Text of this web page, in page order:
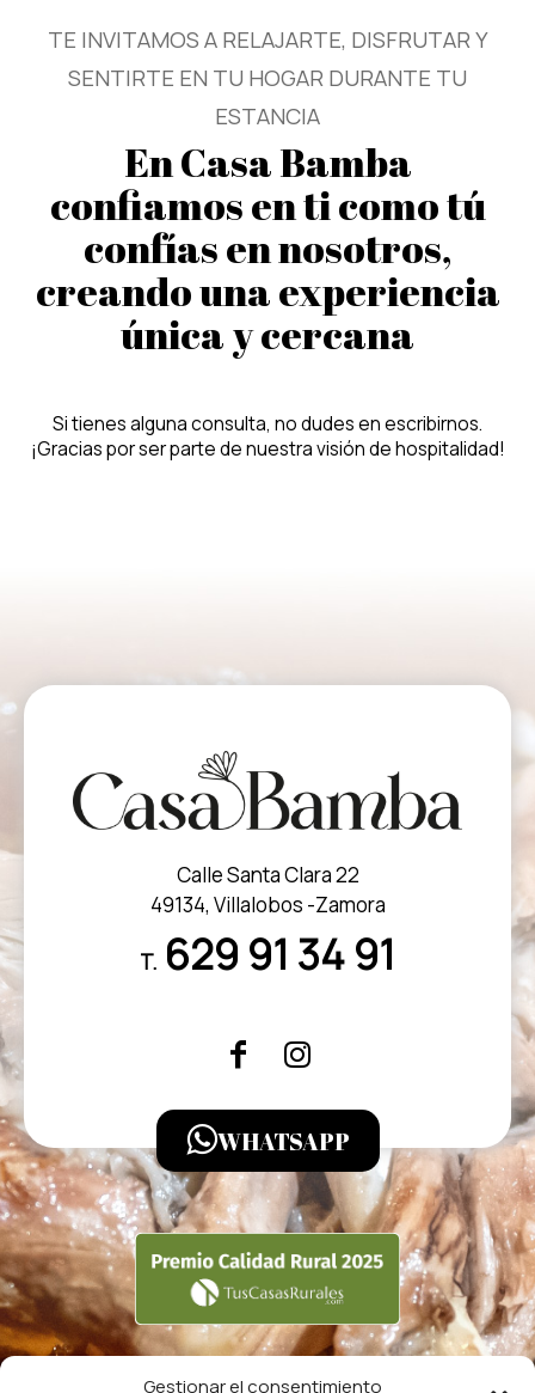
Gestionar el consentimiento
TE INVITAMOS A RELAJARTE, DISFRUTAR Y
SENTIRTE EN TU HOGAR DURANTE TU
ESTANCIA
En Casa Bamba
confiamos en ti como tú
confías en nosotros,
creando una experiencia
única y cercana
Si tienes alguna consulta, no dudes en escribirnos.
¡Gracias por ser parte de nuestra visión de hospitalidad!
Calle Santa Clara 22
49134, Villalobos -Zamora
T. 629 91 34 91
WHATSAPP